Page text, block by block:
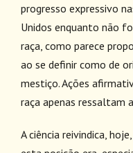
progresso expressivo
Unidos enquanto não
raça, como parece
ao se definir como de
mestiço. Ações
raça apenas ressaltam
A ciência reivindica,